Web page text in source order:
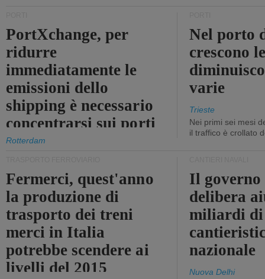
PortXchange, per
ridurre
immediatamente le
emissioni dello
shipping è necessario
concentrarsi sui porti
Rotterdam
Nel porto
crescono
varie
Trieste
Nei primi sei mesi
il traffico è crollato
Fermerci, quest'anno
la produzione di
trasporto dei treni
merci in Italia
potrebbe scendere ai
livelli del 2015
Il
delibera
miliardi
nazionale
Nuova Delhi